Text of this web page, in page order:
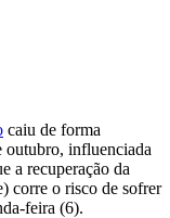
caiu de forma
outubro, influenciada
a recuperação da
corre o risco de sofrer
feira (6).